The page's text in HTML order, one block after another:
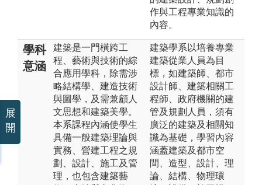
作與工程專業知識的
內容。
學科
意涵
建築是一門橫跨工
程、藝術與技術的綜
合應用學科，除需涉
略結構學、建造技術
與圖學，及需兼顧人
文思想和建築美學。
本系課程內涵使學生
具備一般建築理論與
實務、營建工程之規
劃、設計、施工及管
理，也包含建築藝
建築學系以培養專業
建築從業人員為目
標，如建築師、都市
設計師、建築相關工
程師、政府機關的建
管及規劃人員，須有
廣泛的建築及相關知
識為基礎，學習內容
涵蓋建築及都市空
間、造型、設計、理
論、結構、物理環
展
開